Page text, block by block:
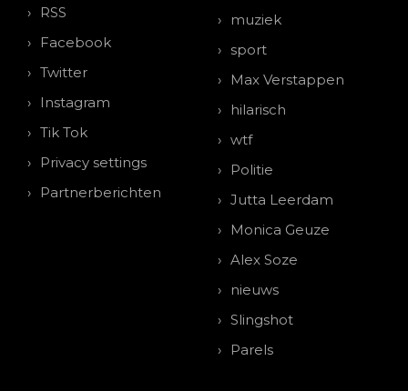
RSS
Facebook
Twitter
Instagram
Tik Tok
Privacy settings
Partnerberichten
muziek
sport
Max Verstappen
hilarisch
wtf
Politie
Jutta Leerdam
Monica Geuze
Alex Soze
nieuws
Slingshot
Parels